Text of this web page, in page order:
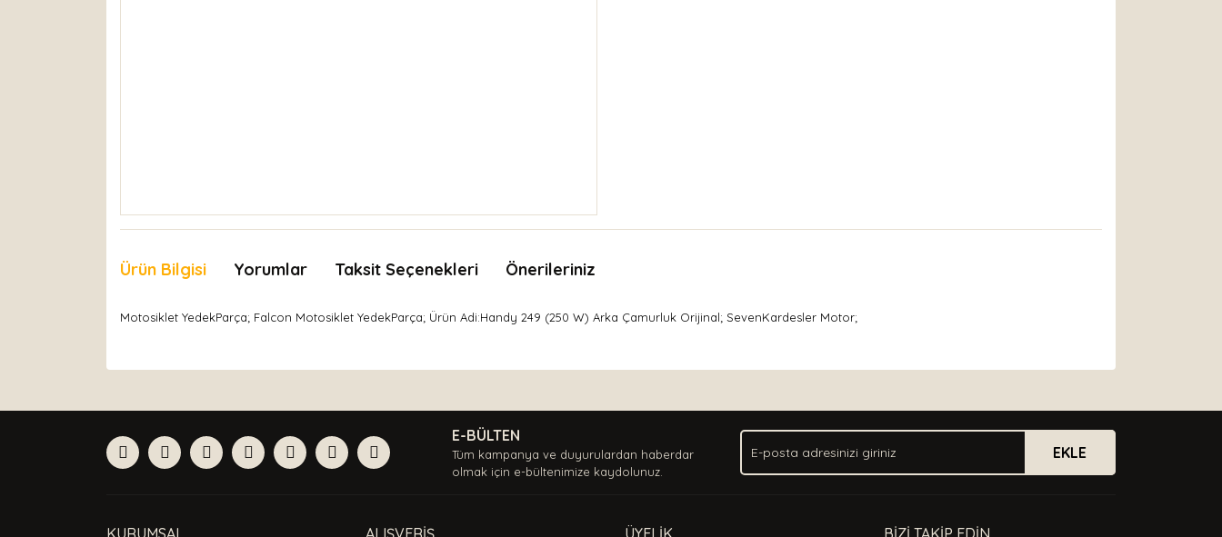
Ürün Bilgisi Yorumlar Taksit Seçenekleri Önerileriniz
Motosiklet YedekParça; Falcon Motosiklet YedekParça; Ürün Adi:Handy 249 (250 W) Arka Çamurluk Orijinal; SevenKardesler Motor;
Ürün açıklamasında eksik bilgiler bulunuyor.
Bu ürüne benzer farklı alternatifler olmalı.
E-BÜLTEN
Tüm kampanya ve duyurulardan haberdar
olmak için e-bültenimize kaydolunuz.
EKLE
KURUMSAL ALIŞVERİŞ ÜYELİK BİZİ TAKİP EDİN